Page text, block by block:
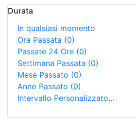
Durata
In qualsiasi momento
Ora Passata (0)
Passate 24 Ore (0)
Settimana Passata (0)
Mese Passato (0)
Anno Passato (0)
Intervallo Personalizzato…